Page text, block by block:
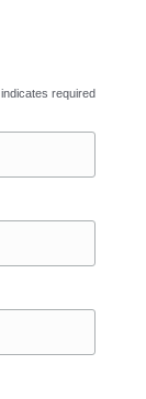
indicates required